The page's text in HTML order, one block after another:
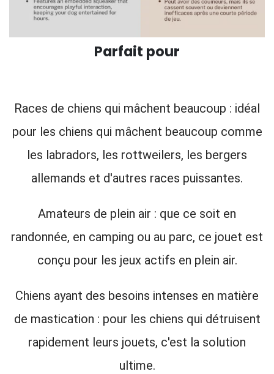
Parfait pour
Races de chiens qui mâchent beaucoup : idéal
pour les chiens qui mâchent beaucoup comme
les labradors, les rottweilers, les bergers
allemands et d'autres races puissantes.
Amateurs de plein air : que ce soit en
randonnée, en camping ou au parc, ce jouet est
conçu pour les jeux actifs en plein air.
Chiens ayant des besoins intenses en matière
de mastication : pour les chiens qui détruisent
rapidement leurs jouets, c'est la solution
ultime.